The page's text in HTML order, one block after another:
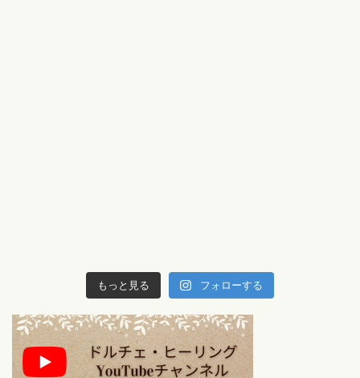
もっと見る フォローする